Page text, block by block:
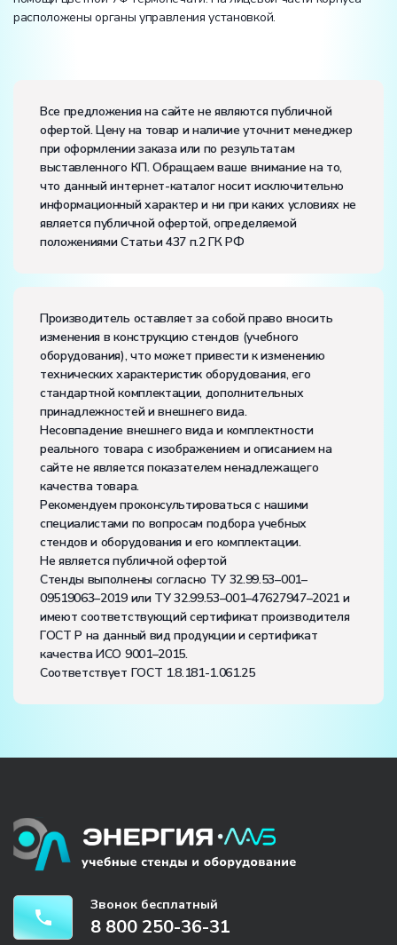
расположены органы управления установкой.
Размеры (Д x Ш x В):
Потребляемая мощность, В·А:1000
Электропитание:
напряжение, В:220
частота, Гц:50
Класс защиты от поражения электрическим током:
Диапазон рабочих температур, ˚С:+10…+35
Влажность, %:до 80
Все предложения на сайте не являются публичной
офертой. Цену на товар и наличие уточнит менеджер
при оформлении заказа или по результатам
выставленного КП. Обращаем ваше внимание на то,
что данный интернет-каталог носит исключительно
информационный характер и ни при каких условиях не
является публичной офертой, определяемой
положениями Статьи 437 п.2 ГК РФ
Производитель оставляет за собой право вносить
изменения в конструкцию стендов (учебного
оборудования), что может привести к изменению
технических характеристик оборудования, его
стандартной комплектации, дополнительных
принадлежностей и внешнего вида.
Несовпадение внешнего вида и комплектности
реального товара с изображением и описанием на
сайте не является показателем ненадлежащего
качества товара.
Рекомендуем проконсультироваться с нашими
специалистами по вопросам подбора учебных
стендов и оборудования и его комплектации.
Не является публичной офертой
Стенды выполнены согласно ТУ 32.99.53–001–
09519063–2019 или ТУ 32.99.53–001–47627947–2021 и
имеют соответствующий сертификат производителя
ГОСТ Р на данный вид продукции и сертификат
качества ИСО 9001–2015.
Соответствует ГОСТ 1.8.181-1.061.25
Звонок бесплатный
8 800 250-36-31